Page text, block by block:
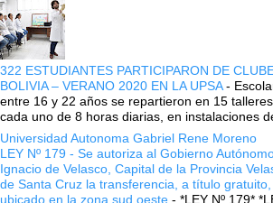
322 ESTUDIANTES PARTICIPARON DE
BOLIVIA – VERANO 2020 EN LA UPSA-
entre 16 y 22 años se repartieron en 15
cada uno de 8 horas diarias, en instalaciones
Universidad Autonoma Gabriel Rene Moreno
LEY Nº 179 - Se autoriza al Gobierno
Ignacio de Velasco, Capital de la Provincia
de Santa Cruz la transferencia, a título
ubicado en la zona sud oeste - *LEY Nº 179*